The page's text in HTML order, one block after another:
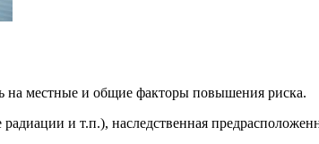
на местные и общие факторы повышения риска.
и т.п.), наследственная